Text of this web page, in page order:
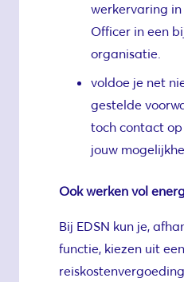
werkervaring
Officer in een
organisatie.
voldoe je net
gestelde
toch contact
jouw
Ook werken vol
Bij EDSN kun je,
functie, kiezen uit een